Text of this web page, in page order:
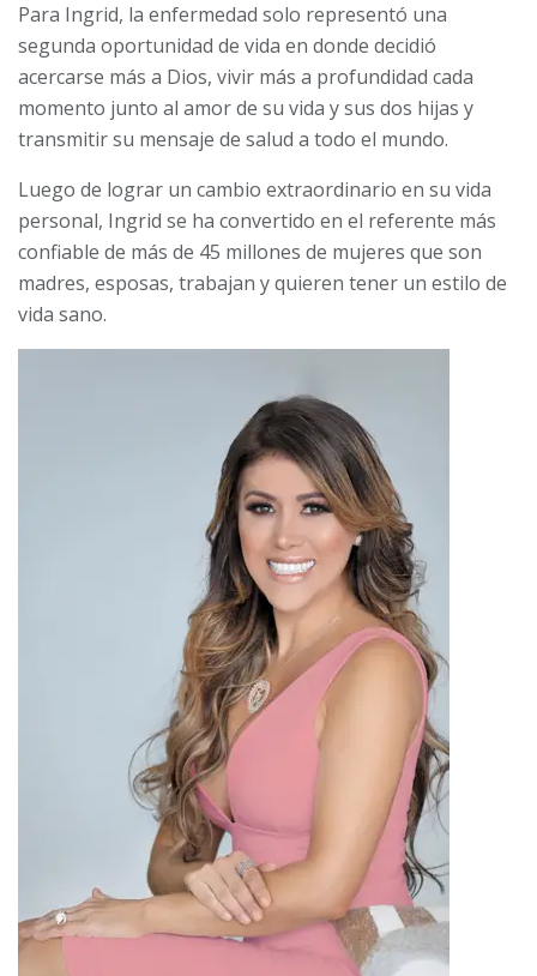
Para Ingrid, la enfermedad solo representó una
segunda oportunidad de vida en donde decidió
acercarse más a Dios, vivir más a profundidad cada
momento junto al amor de su vida y sus dos hijas y
transmitir su mensaje de salud a todo el mundo.
Luego de lograr un cambio extraordinario en su vida
personal, Ingrid se ha convertido en el referente más
confiable de más de 45 millones de mujeres que son
madres, esposas, trabajan y quieren tener un estilo de
vida sano.